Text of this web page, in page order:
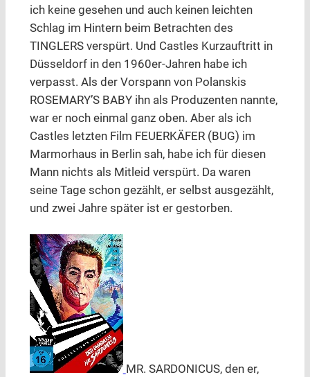
ich keine gesehen und auch keinen leichten
Schlag im Hintern beim Betrachten des
TINGLERS verspürt. Und Castles Kurzauftritt in
Düsseldorf in den 1960er-Jahren habe ich
verpasst. Als der Vorspann von Polanskis
ROSEMARY’S BABY ihn als Produzenten nannte,
war er noch einmal ganz oben. Aber als ich
Castles letzten Film FEUERKÄFER (BUG) im
Marmorhaus in Berlin sah, habe ich für diesen
Mann nichts als Mitleid verspürt. Da waren
seine Tage schon gezählt, er selbst ausgezählt,
und zwei Jahre später ist er gestorben.
MR. SARDONICUS, den er,